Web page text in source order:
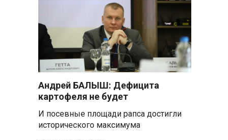
Андрей БАЛЫШ: Дефицита
картофеля не будет
И посевные площади рапса достигли
исторического максимума